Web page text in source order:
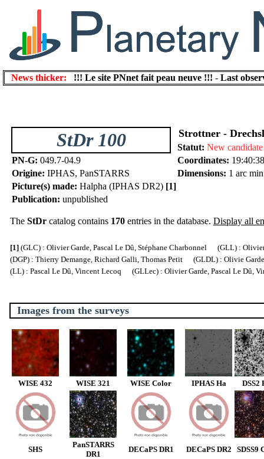
News thicker: !!! Le site PNnet fait peau neuve !!! - Last
StDr 100 Strottner -
Statut: New candidate
PN-G: 049.7-04.9 Coordinates:
Origine: IPHAS, PanSTARRS Dimensions: 1 arc min
Picture(s) made: Halpha (IPHAS DR2) [1]
Publication: unpublished
The StDr catalog contains 170 entries in the database. Display all
[1] (GLC) : Olivier Garde, Pascal Le Dû, Stéphane Charbonnel (GLL) :
(DGP) : Thierry Demange, Richard Galli, Thomas Petit (GLDL) : Olivie
(LL) : Pascal Le Dû, Vincent Lecoq (GLLec) : Olivier Garde, Pascal Le Dû,
Images from the surveys
WISE 432 WISE 321 WISE Color IPHAS Ha DSS2
SHS
PanSTARRS
DR1
DECaPS DR1 DECaPS DR2 SDSS9